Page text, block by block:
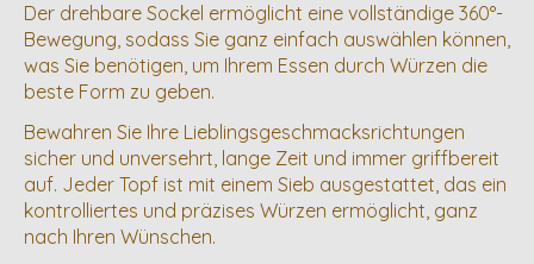
Der drehbare Sockel ermöglicht eine vollständige 360°-
Bewegung, sodass Sie ganz einfach auswählen können,
was Sie benötigen, um Ihrem Essen durch Würzen die
beste Form zu geben.
Bewahren Sie Ihre Lieblingsgeschmacksrichtungen
sicher und unversehrt, lange Zeit und immer griffbereit
auf. Jeder Topf ist mit einem Sieb ausgestattet, das ein
kontrolliertes und präzises Würzen ermöglicht, ganz
nach Ihren Wünschen.